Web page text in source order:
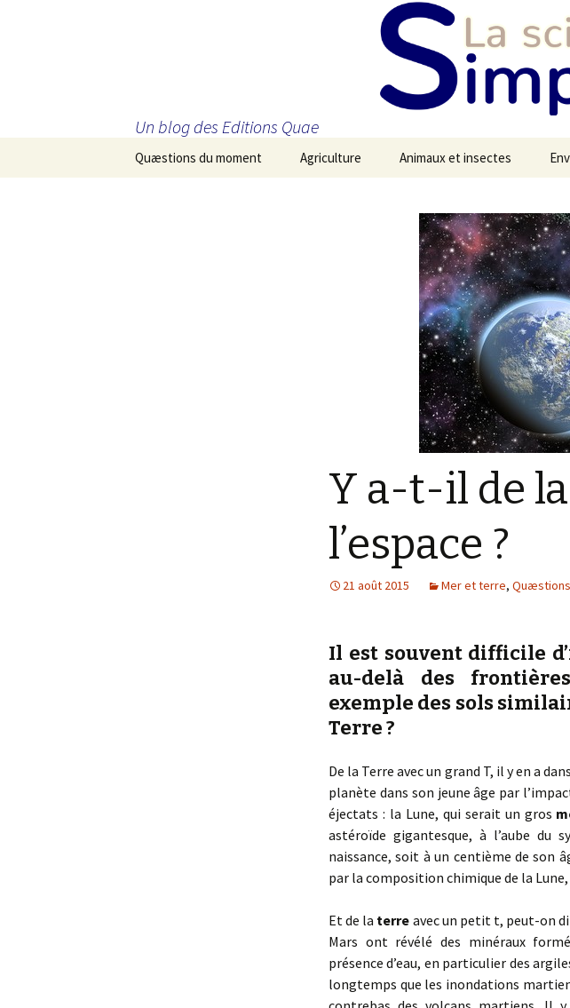
Un blog des Editions Quae
Aller
Quæstions du moment Agriculture Animaux et insectes
Y a-t-il de
l’espace ?
21 août 2015 Mer et terre,
Il est souvent difficile
au-delà des
exemple des sols
Terre ?
De la Terre avec un grand T, il y en a dans
planète dans son jeune âge par
éjectats : la Lune, qui serait un gros
astéroïde gigantesque, à l’aube du
naissance, soit à un centième de son
par la composition chimique de la
Et de la terre avec un petit t, peut-on
Mars ont révélé des minéraux
présence d’eau, en particulier des
longtemps que les inondations